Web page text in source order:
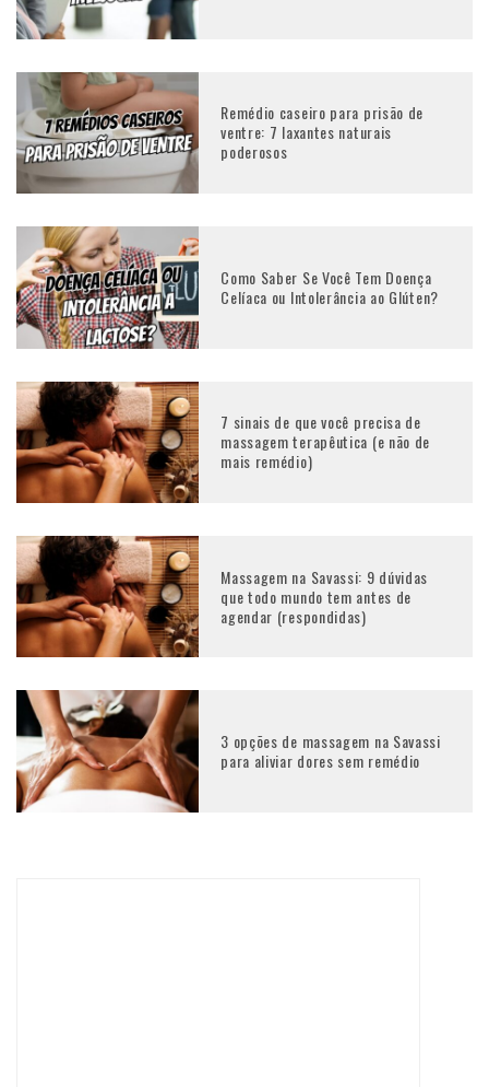
Remédio caseiro para prisão de
ventre: 7 laxantes naturais
poderosos
Como Saber Se Você Tem Doença
Celíaca ou Intolerância ao Glúten?
7 sinais de que você precisa de
massagem terapêutica (e não de
mais remédio)
Massagem na Savassi: 9 dúvidas
que todo mundo tem antes de
agendar (respondidas)
3 opções de massagem na Savassi
para aliviar dores sem remédio